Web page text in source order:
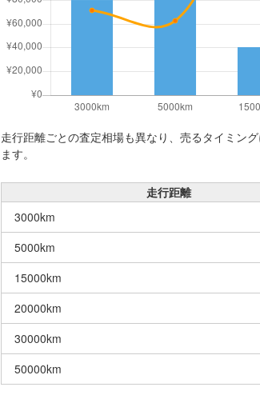
走行距離ごとの査定相場も異なり、売るタイミン
ます。
走行距離
3000km
5000km
15000km
20000km
30000km
50000km